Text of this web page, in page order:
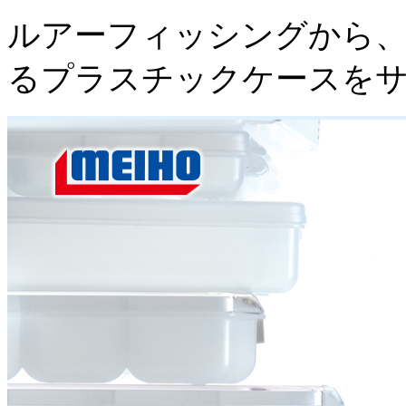
ルアーフィッシングから
るプラスチックケースを